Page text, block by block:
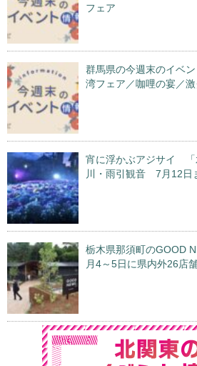
フェア
群馬県の今週末のイベ
湾フェア／咖哩の宴／激
宵に浮かぶアジサイ
川・雨引観音 7月12
栃木県那須町のGOOD
月4～5日に県内外26店